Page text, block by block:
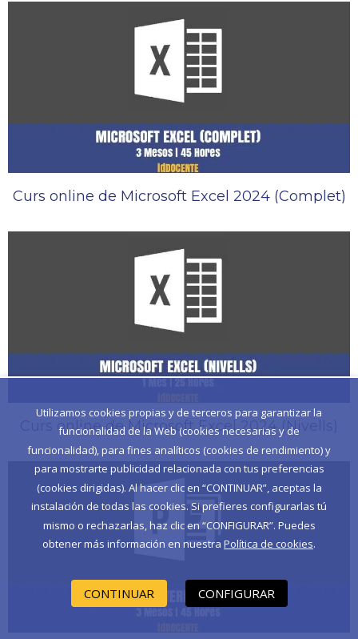
Curs online de Microsoft Excel 2024 (Complet)
Curs online de Microsoft Excel 2024 (Nivells)
Utilizamos cookies propias y de terceros para garantizar la
funcionalidad de la Web (cookies necesarias y de
funcionalidad), para fines analíticos (cookies de rendimiento) y
para mostrarte publicidad relacionada con tus preferencias
(cookies dirigidas). Al hacer clic en “CONTINUAR”, aceptas la
instalación de todas las cookies. Si prefieres configurarlas tú
mismo o rechazarlas, haz clic en “CONFIGURAR”. Puedes
obtener más información en nuestra Política de cookies.
CONTINUAR CONFIGURAR